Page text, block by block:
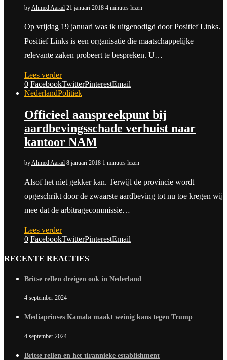
by Ahmed Aarad 21 januari 2018 4 minutes lezen
Op vrijdag 19 januari was ik uitgenodigd door Positief Links.
Positief Links is een organisatie die maatschappelijke
relevante zaken probeert te bespreken. U…
Lees verder
0 FacebookTwitterPinterestEmail
NederlandPolitiek
Officieel aanspreekpunt bij
aardbevingsschade verhuist naar
kantoor NAM
by Ahmed Aarad 8 januari 2018 1 minutes lezen
Alsof het niet gekker kan. Terwijl de provincie wordt
opgeschrikt door de zwaarste aardbeving tot nu toe kregen wij
mee dat de arbitragecommissie…
Lees verder
0 FacebookTwitterPinterestEmail
RECENTE REACTIES
Britse rellen dreigen ook in Nederland
4 september 2024
Mediaprinses Kamala maakt weinig kans tegen Trump
4 september 2024
Britse rellen en het tirannieke establishment